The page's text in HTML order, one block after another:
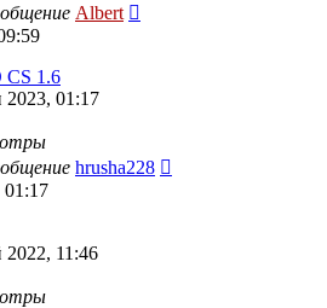
Albert
1.6
01:17
hrusha228
2022, 11:46